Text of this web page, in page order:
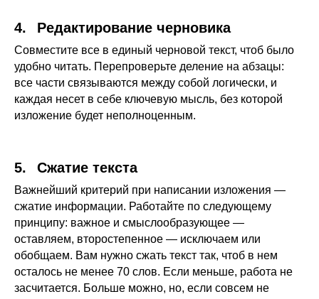
4.⠀Редактирование черновика
Совместите все в единый черновой текст, чтоб было
удобно читать. Перепроверьте деление на абзацы:
все части связываются между собой логически, и
каждая несет в себе ключевую мысль, без которой
изложение будет неполноценным.
5.⠀Сжатие текста
Важнейший критерий при написании изложения —
сжатие информации. Работайте по следующему
принципу: важное и смыслообразующее —
оставляем, второстепенное — исключаем или
обобщаем. Вам нужно сжать текст так, чтоб в нем
осталось не менее 70 слов. Если меньше, работа не
засчитается. Больше можно, но, если совсем не